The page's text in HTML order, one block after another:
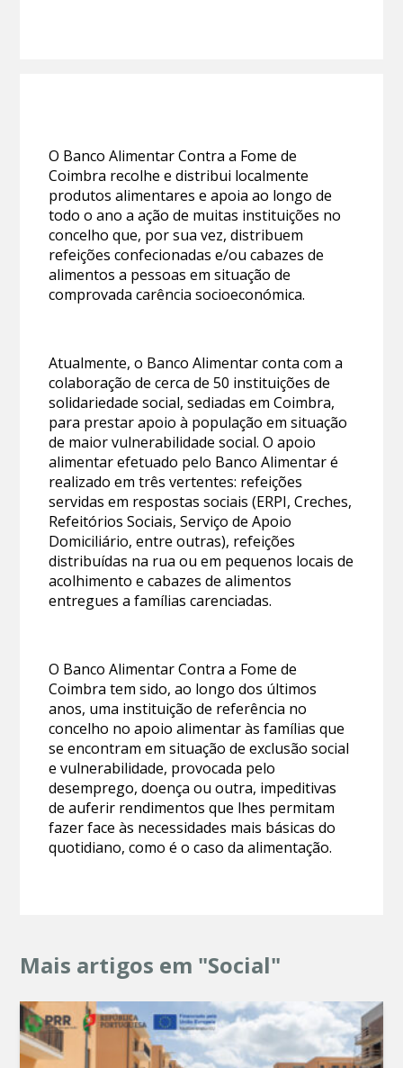
O Banco Alimentar Contra a Fome de
Coimbra recolhe e distribui localmente
produtos alimentares e apoia ao longo de
todo o ano a ação de muitas instituições no
concelho que, por sua vez, distribuem
refeições confecionadas e/ou cabazes de
alimentos a pessoas em situação de
comprovada carência socioeconómica.
Atualmente, o Banco Alimentar conta com a
colaboração de cerca de 50 instituições de
solidariedade social, sediadas em Coimbra,
para prestar apoio à população em situação
de maior vulnerabilidade social. O apoio
alimentar efetuado pelo Banco Alimentar é
realizado em três vertentes: refeições
servidas em respostas sociais (ERPI, Creches,
Refeitórios Sociais, Serviço de Apoio
Domiciliário, entre outras), refeições
distribuídas na rua ou em pequenos locais de
acolhimento e cabazes de alimentos
entregues a famílias carenciadas.
O Banco Alimentar Contra a Fome de
Coimbra tem sido, ao longo dos últimos
anos, uma instituição de referência no
concelho no apoio alimentar às famílias que
se encontram em situação de exclusão social
e vulnerabilidade, provocada pelo
desemprego, doença ou outra, impeditivas
de auferir rendimentos que lhes permitam
fazer face às necessidades mais básicas do
quotidiano, como é o caso da alimentação.
Mais artigos em "Social"